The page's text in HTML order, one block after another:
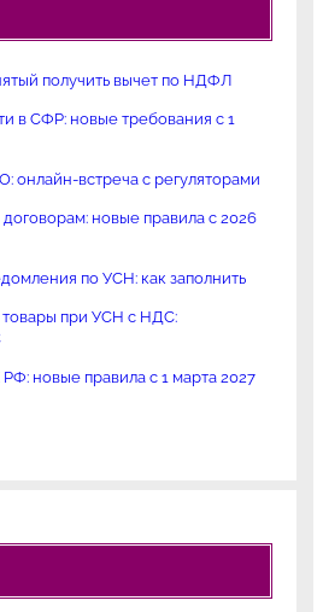
получить вычет по НДФЛ
в СФР: новые требования с 1
онлайн-встреча с регуляторами
новые правила с 2026
по УСН: как заполнить
при УСН с НДС:
новые правила с 1 марта 2027